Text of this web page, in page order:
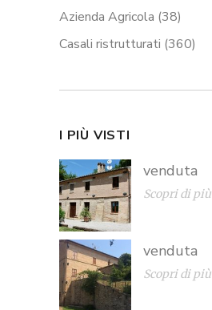
Azienda Agricola (38)
Casali ristrutturati (360)
I PIÙ VISTI
venduta
Scopri di più
venduta
Scopri di più